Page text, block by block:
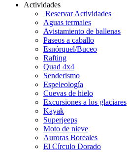
Actividades
Reservar Actividades
Aguas termales
Avistamiento de ballenas
Paseos a caballo
Esnórquel/Buceo
Rafting
Quad 4x4
Senderismo
Espeleología
Cuevas de hielo
Excursiones a los glaciares
Kayak
Superjeeps
Moto de nieve
Auroras Boreales
El Círculo Dorado